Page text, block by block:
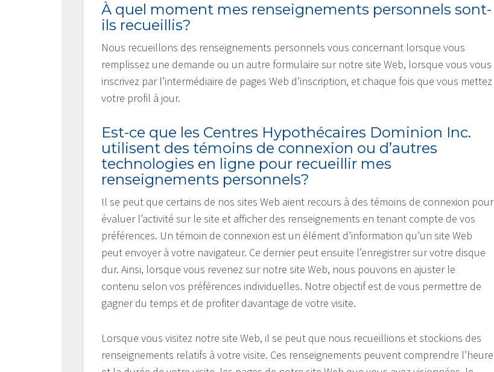
À quel moment mes renseignements personnels sont-
ils recueillis?
Nous recueillons des renseignements personnels vous concernant lorsque vous
remplissez une demande ou un autre formulaire sur notre site Web, lorsque vous vous
inscrivez par l’intermédiaire de pages Web d’inscription, et chaque fois que vous mettez
votre profil à jour.
Est-ce que les Centres Hypothécaires Dominion Inc.
utilisent des témoins de connexion ou d’autres
technologies en ligne pour recueillir mes
renseignements personnels?
Il se peut que certains de nos sites Web aient recours à des témoins de connexion pour
évaluer l’activité sur le site et afficher des renseignements en tenant compte de vos
préférences. Un témoin de connexion est un élément d’information qu’un site Web
peut envoyer à votre navigateur. Ce dernier peut ensuite l’enregistrer sur votre disque
dur. Ainsi, lorsque vous revenez sur notre site Web, nous pouvons en ajuster le
contenu selon vos préférences individuelles. Notre objectif est de vous permettre de
gagner du temps et de profiter davantage de votre visite.
Lorsque vous visitez notre site Web, il se peut que nous recueillions et stockions des
renseignements relatifs à votre visite. Ces renseignements peuvent comprendre l’heure